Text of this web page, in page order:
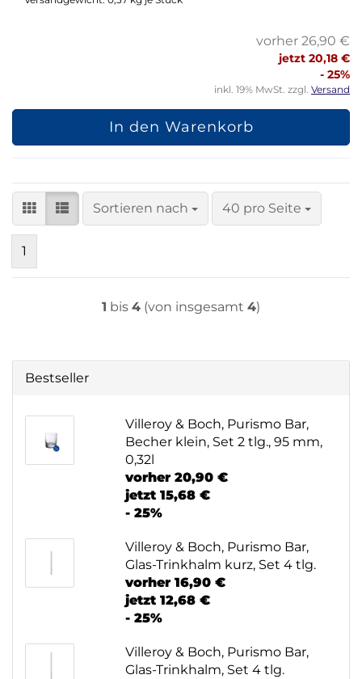
vorher 26,90 €
jetzt 20,18 €
- 25%
inkl. 19% MwSt. zzgl. Versand
In den Warenkorb
Sortieren nach
Sortieren nach 40 pro Seite
pro Seite
1
1 bis 4 (von insgesamt 4)
Bestseller
Villeroy & Boch, Purismo Bar,
Becher klein, Set 2 tlg., 95 mm,
0,32l
vorher 20,90 €
jetzt 15,68 €
- 25%
Villeroy & Boch, Purismo Bar,
Glas-Trinkhalm kurz, Set 4 tlg.
vorher 16,90 €
jetzt 12,68 €
- 25%
Villeroy & Boch, Purismo Bar,
Glas-Trinkhalm, Set 4 tlg.